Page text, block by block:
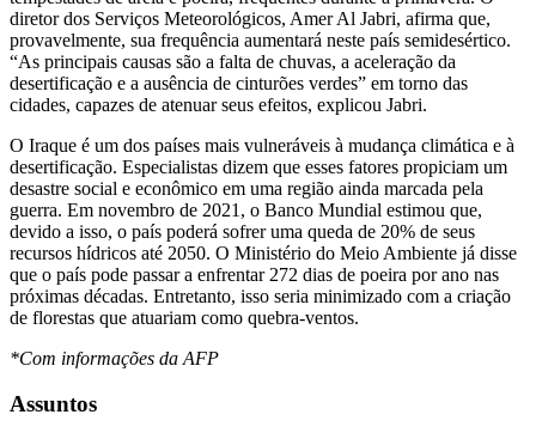
diretor dos Serviços Meteorológicos, Amer Al Jabri, afirma que,
provavelmente, sua frequência aumentará neste país semidesértico.
“As principais causas são a falta de chuvas, a aceleração da
desertificação e a ausência de cinturões verdes” em torno das
cidades, capazes de atenuar seus efeitos, explicou Jabri.
O Iraque é um dos países mais vulneráveis à mudança climática e à
desertificação. Especialistas dizem que esses fatores propiciam um
desastre social e econômico em uma região ainda marcada pela
guerra. Em novembro de 2021, o Banco Mundial estimou que,
devido a isso, o país poderá sofrer uma queda de 20% de seus
recursos hídricos até 2050. O Ministério do Meio Ambiente já disse
que o país pode passar a enfrentar 272 dias de poeira por ano nas
próximas décadas. Entretanto, isso seria minimizado com a criação
de florestas que atuariam como quebra-ventos.
*Com informações da AFP
Assuntos